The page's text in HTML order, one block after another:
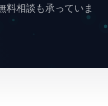
料相談も承っていま